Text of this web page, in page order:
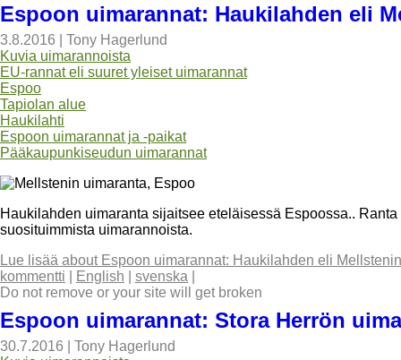
Espoon uimarannat: Haukilahden eli
3.8.2016
Tony Hagerlund
Kuvia uimarannoista
EU-rannat eli suuret yleiset uimarannat
Espoo
Tapiolan alue
Haukilahti
Espoon uimarannat ja -paikat
Pääkaupunkiseudun uimarannat
Haukilahden uimaranta sijaitsee eteläisessä Espoossa..
suosituimmista uimarannoista.
Lue lisää about Espoon uimarannat: Haukilahden eli
kommentti
English svenska
Do not remove or your site will get broken
Espoon uimarannat: Stora Herrön
30.7.2016
Tony Hagerlund